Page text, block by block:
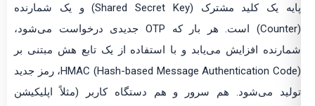
پایه یک کلید مشترک (Shared Secret Key) و یک شمارنده
(Counter) است. هر بار که OTP جدیدی درخواست می‌شود،
شمارنده افزایش می‌یابد و با استفاده از یک تابع هش مبتنی بر
HMAC (Hash-based Message Authentication Code)، رمز جدید
تولید می‌شود. هم سرور و هم دستگاه کاربر (مثلاً اپلیکیشن